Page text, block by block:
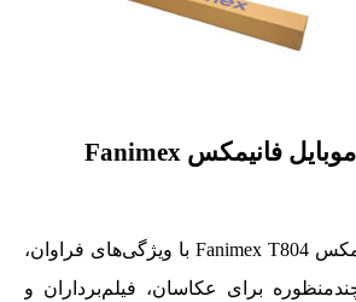
کاربری سه پایه موبایل فانیمکس Fanimex
سه پایه موبایلی فانیمکس Fanimex T804 با ویژگی‌های فراوان،
برای عکاسان، فیلم‌برداران و